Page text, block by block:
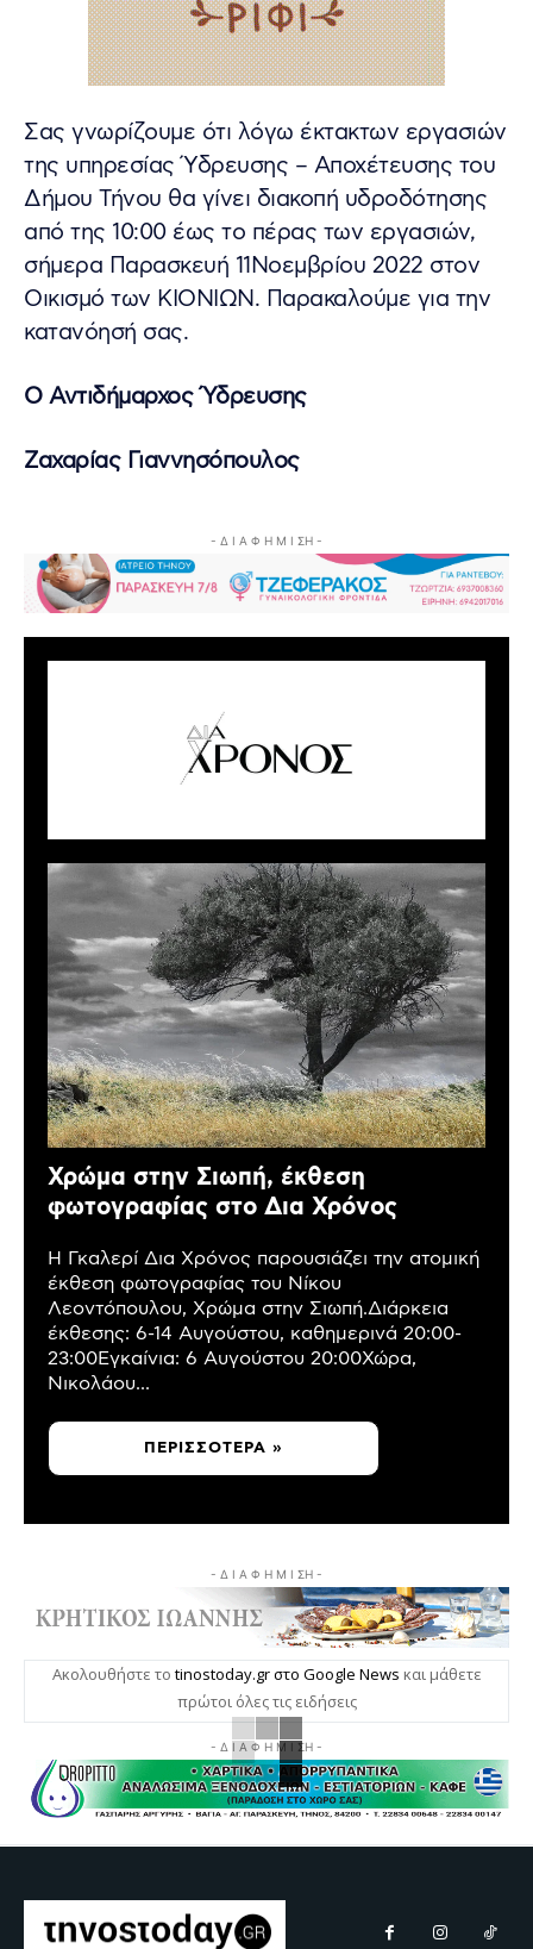
Σας γνωρίζουμε ότι λόγω έκτακτων εργασιών
της υπηρεσίας Ύδρευσης – Αποχέτευσης του
Δήμου Τήνου θα γίνει διακοπή υδροδότησης
από της 10:00 έως το πέρας των εργασιών,
σήμερα Παρασκευή 11Νοεμβρίου 2022 στον
Οικισμό των ΚΙΟΝΙΩΝ. Παρακαλούμε για την
κατανόησή σας.
Ο Αντιδήμαρχος Ύδρευσης
Ζαχαρίας Γιαννησόπουλος
- Δ Ι Α Φ Η Μ Ι ΣΗ -
Χρώμα στην Σιωπή, έκθεση
φωτογραφίας στο Δια Χρόνος
Η Γκαλερί Δια Χρόνος παρουσιάζει την ατομική
έκθεση φωτογραφίας του Νίκου
Λεοντόπουλου, Χρώμα στην Σιωπή.Διάρκεια
έκθεσης: 6-14 Αυγούστου, καθημερινά 20:00-
23:00Εγκαίνια: 6 Αυγούστου 20:00Χώρα,
Νικολάου...
ΠΕΡΙΣΣΌΤΕΡΑ »
- Δ Ι Α Φ Η Μ Ι ΣΗ -
Ακολουθήστε το tinostoday.gr στο Google News και μάθετε
πρώτοι όλες τις ειδήσεις
- Δ Ι Α Φ Η Μ Ι ΣΗ -